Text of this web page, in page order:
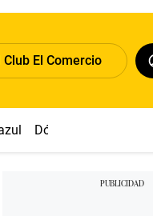
Club El Comercio
Dólar